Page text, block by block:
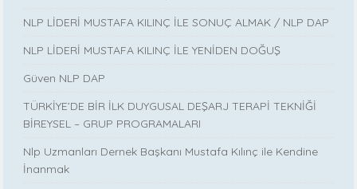
NLP LİDERİ MUSTAFA KILINÇ İLE SONUÇ ALMAK / NLP DAP
NLP LİDERİ MUSTAFA KILINÇ İLE YENİDEN DOĞUŞ
Güven NLP DAP
TÜRKİYE’DE BİR İLK DUYGUSAL DEŞARJ TERAPİ TEKNİĞİ
BİREYSEL – GRUP PROGRAMALARI
Nlp Uzmanları Dernek Başkanı Mustafa Kılınç ile Kendine
İnanmak